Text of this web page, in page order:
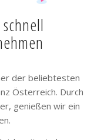
der beliebtesten
Österreich. Durch
genießen wir ein